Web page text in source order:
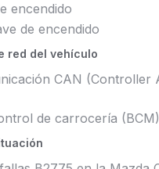
encendido
de encendido
red del vehículo
CAN (Controller
de carrocería (BCM)